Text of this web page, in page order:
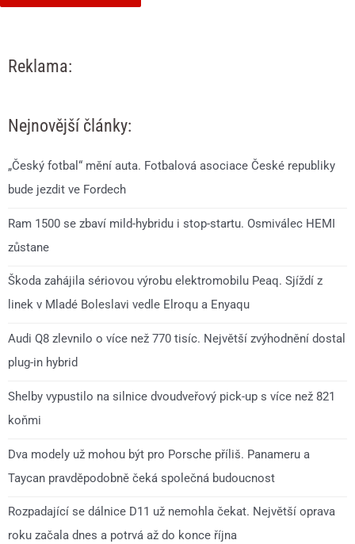
Reklama:
Nejnovější články:
„Český fotbal“ mění auta. Fotbalová asociace České republiky
bude jezdit ve Fordech
Ram 1500 se zbaví mild-hybridu i stop-startu. Osmiválec HEMI
zůstane
Škoda zahájila sériovou výrobu elektromobilu Peaq. Sjíždí z
linek v Mladé Boleslavi vedle Elroqu a Enyaqu
Audi Q8 zlevnilo o více než 770 tisíc. Největší zvýhodnění dostal
plug-in hybrid
Shelby vypustilo na silnice dvoudveřový pick-up s více než 821
koňmi
Dva modely už mohou být pro Porsche příliš. Panameru a
Taycan pravděpodobně čeká společná budoucnost
Rozpadající se dálnice D11 už nemohla čekat. Největší oprava
roku začala dnes a potrvá až do konce října